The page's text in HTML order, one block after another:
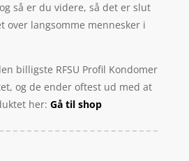
så er du videre, så det er slut
over langsomme mennesker i
billigste RFSU Profil Kondomer
og de ender oftest ud med at
her: Gå til shop